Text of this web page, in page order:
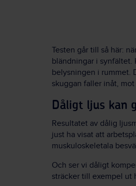
Testen går till så här:
bländningar i synfältet.
belysningen i rummet.
skuggan faller inåt,
Dåligt ljus kan
Resultatet av dålig
just ha visat att
muskuloskeletala
Och ser vi dåligt
sträcker till exempel ut